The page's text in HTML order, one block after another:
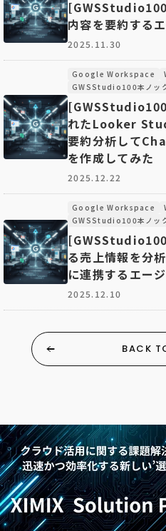
内容を要約する
2025.11.30
Google Workspace
GWSStudio100本ノッ
れたLooker
要約分析して
を作成してみた
2025.12.22
Google Workspace
GWSStudio100本ノッ
る売上情報を分
に連携するエー
2025.12.10
BACK